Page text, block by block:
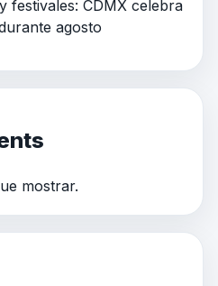
festivales: CDMX celebra
agosto
mostrar.